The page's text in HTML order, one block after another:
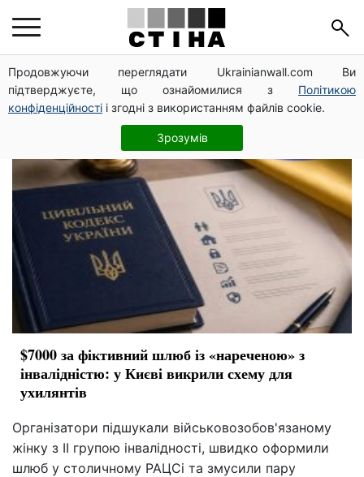
Продовжуючи переглядати Ukrainianwall.com Ви
підтверджуєте, що ознайомилися з Політикою
конфіденційності і згодні з використанням файлів cookie.
Зрозумів
ухилянти
$7000 за фіктивний шлюб із «нареченою» з
інвалідністю: у Києві викрили схему для
ухилянтів
Організатори підшукали військовозобов'язаному
жінку з II групою інвалідності, швидко оформили
шлюб у столичному РАЦСі та змусили пару